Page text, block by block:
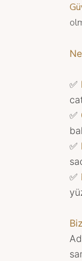
✅
✅
✅
✅